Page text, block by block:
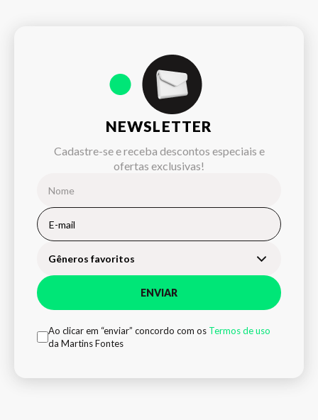
NEWSLETTER
Cadastre-se e receba descontos especiais e
ofertas exclusivas!
Gêneros favoritos
ENVIAR
Ao clicar em “enviar” concordo com os Termos de uso
da Martins Fontes